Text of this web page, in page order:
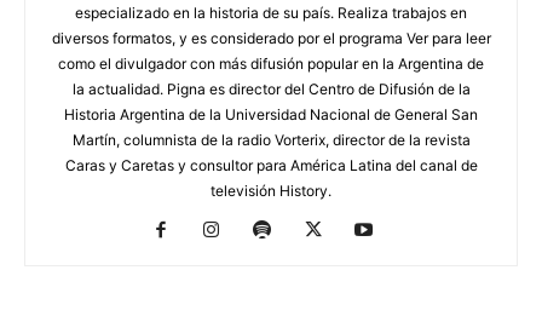
especializado en la historia de su país. Realiza trabajos en
diversos formatos, y es considerado por el programa Ver para leer
como el divulgador con más difusión popular en la Argentina de
la actualidad. Pigna es director del Centro de Difusión de la
Historia Argentina de la Universidad Nacional de General San
Martín, columnista de la radio Vorterix, director de la revista
Caras y Caretas y consultor para América Latina del canal de
televisión History.